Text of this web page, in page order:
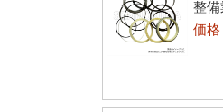
整
価格